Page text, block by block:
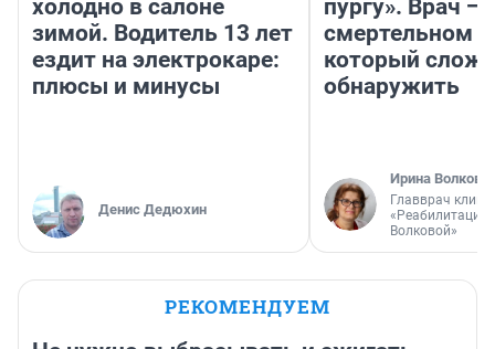
холодно в салоне
зимой. Водитель 13 лет
ездит на электрокаре:
плюсы и минусы
Денис Дедюхин
пургу». Врач —
смертельном
который
обнаружить
Ирина Волкова
Главврач
«Реабилитация
Волковой»
РЕКОМЕНДУЕМ